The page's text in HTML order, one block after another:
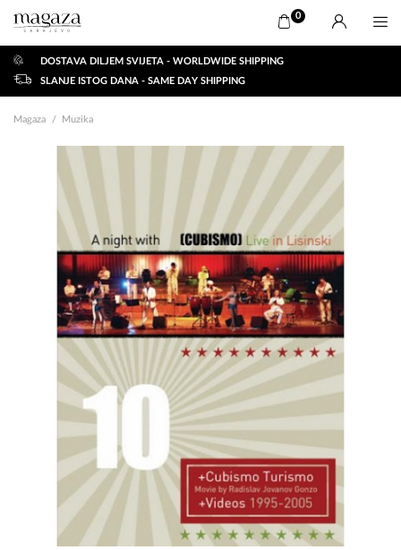
0
DOSTAVA DILJEM SVIJETA - WORLDWIDE SHIPPING
SLANJE ISTOG DANA - SAME DAY SHIPPING
Magaza Muzika